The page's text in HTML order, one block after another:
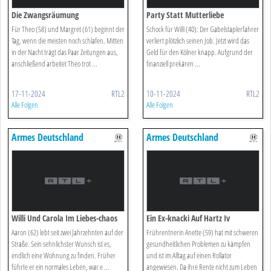
Die Zwangsräumung
Für Theo (58) und Margret (61) beginnt der
Tag, wenn die meisten noch schlafen. Mitten
in der Nacht trägt das Paar Zeitungen aus,
anschließend arbeitet Theo trot ...
17-11-2024 RTL2
Alle Folgen
Party Statt Mutterliebe
Schock für Willi (40): Der Gabelstaplerfahrer
verliert plötzlich seinen Job. Jetzt wird das
Geld für den Kölner knapp. Aufgrund der
finanziell prekären ...
10-11-2024 RTL2
Alle Folgen
Armes Deutschland
Willi Und Carola Im Liebes-chaos
Aaron (62) lebt seit zwei Jahrzehnten auf der
Straße. Sein sehnlichster Wunsch ist es,
endlich eine Wohnung zu finden. Früher
führte er ein normales Leben, war e ...
Armes Deutschland
Ein Ex-knacki Auf Hartz Iv
Frührentnerin Anette (59) hat mit schweren
gesundheitlichen Problemen zu kämpfen
und ist im Alltag auf einen Rollator
angewiesen. Da ihre Rente nicht zum Leben